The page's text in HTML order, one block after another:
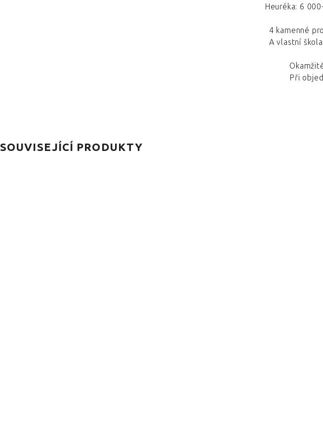
Heuréka: 6
4 kamenné
A vlastní
Při
SOUVISEJÍCÍ PRODUKTY